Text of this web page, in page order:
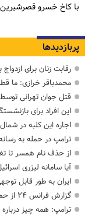
با کاخ خسرو
پربازدیدها
رقابت زنان برای
محمدباقر خرازی: ما
قتل جوان تهرانی
این افراد برای
اجاره این کلبه در شمال شبی ۸۱ میلیون
ترامپ در حمله‌ به
از حذف نام همسر تا
آیا سامانه لیزری
ایران به طور قابل
گزارش فرانس ۲۴ از حمله اسرائیل به عبادتگاه یهودیان در تهران
ترامپ: همه چیز